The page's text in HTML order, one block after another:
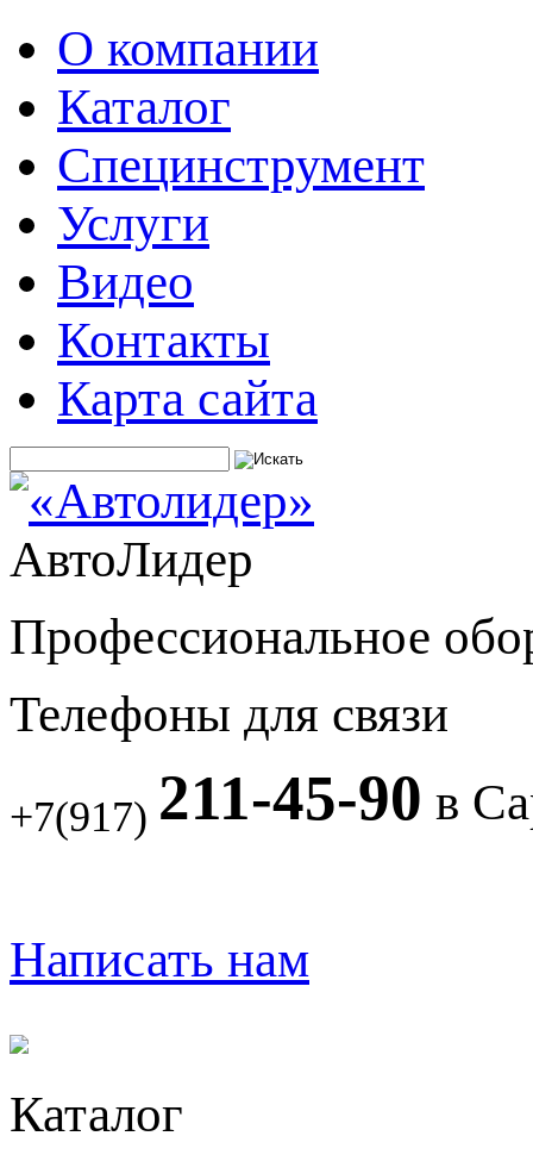
О компании
Каталог
Специнструмент
Услуги
Видео
Контакты
Карта сайта
АвтоЛидер
Профессиональное
Телефоны для связи
+7(917) 211-45-90 в
Написать нам
Каталог